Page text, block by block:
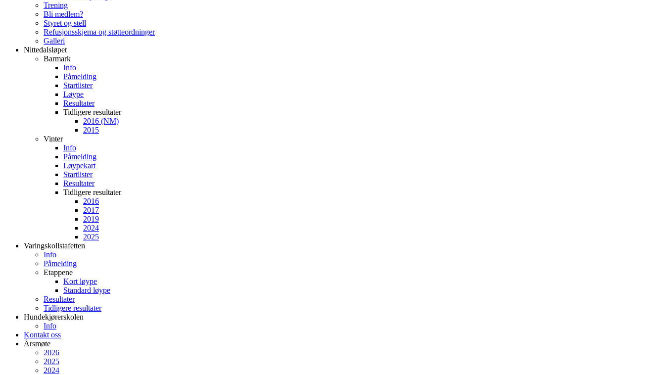
Trening
Bli medlem?
Styret og stell
Refusjonsskjema og støtteordninger
Galleri
Nittedalsløpet
Barmark
Info
Påmelding
Startlister
Løype
Resultater
Tidligere resultater
2016 (NM)
2015
Vinter
Info
Påmelding
Løypekart
Startlister
Resultater
Tidligere resultater
2016
2017
2019
2024
2025
Varingskollstafetten
Info
Påmelding
Etappene
Kort løype
Standard løype
Resultater
Tidligere resultater
Hundekjørerskolen
Info
Kontakt oss
Årsmøte
2026
2025
2024